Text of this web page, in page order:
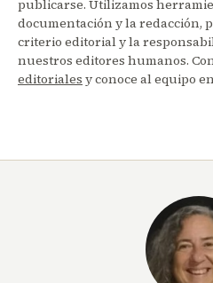
publicarse. Utilizamos
documentación y la redacción,
criterio editorial y la
nuestros editores humanos.
editoriales y conoce al equipo